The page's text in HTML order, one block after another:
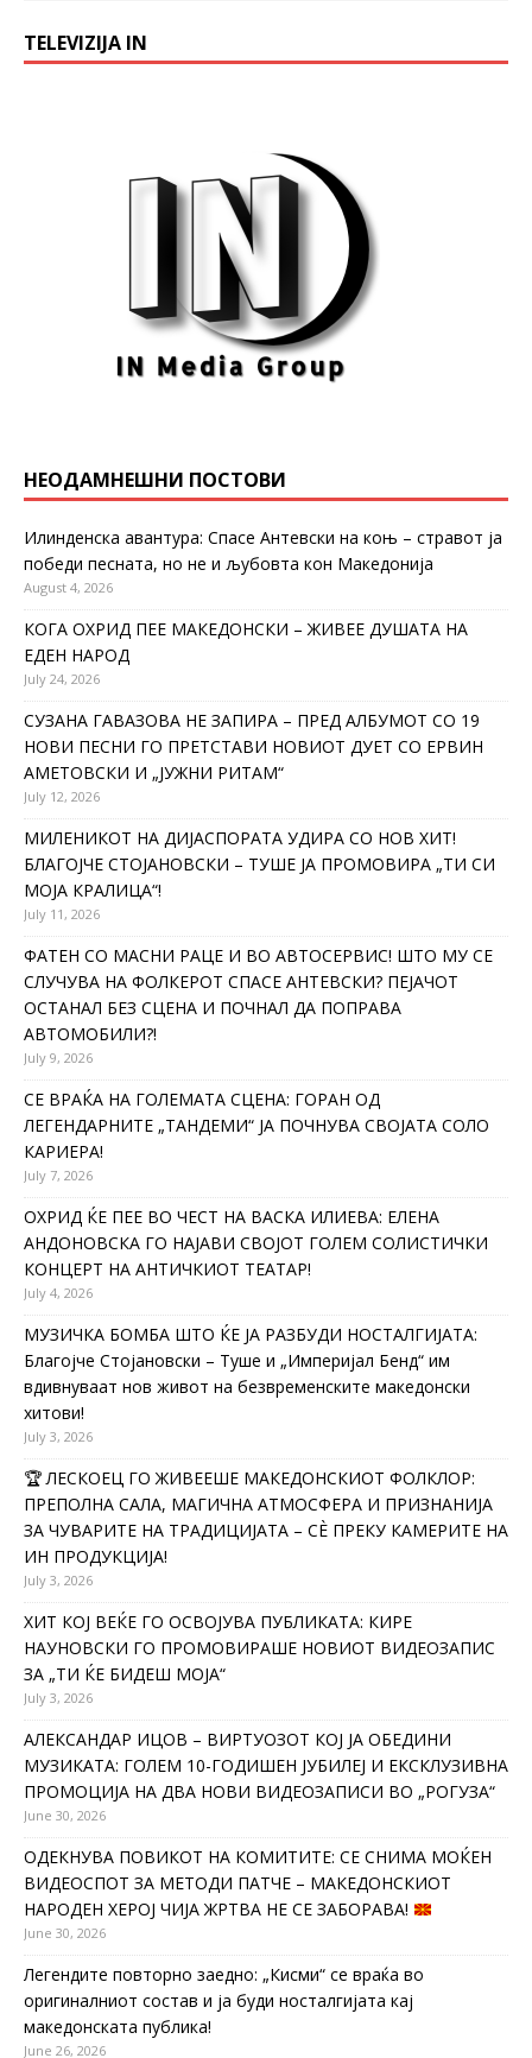
TELEVIZIJA IN
НЕОДАМНЕШНИ ПОСТОВИ
Илинденска авантура: Спасе Антевски на коњ – стравот ја
победи песната, но не и љубовта кон Македонија
August 4, 2026
КОГА ОХРИД ПЕЕ МАКЕДОНСКИ – ЖИВЕЕ ДУШАТА НА
ЕДЕН НАРОД
July 24, 2026
СУЗАНА ГАВАЗОВА НЕ ЗАПИРА – ПРЕД АЛБУМОТ СО 19
НОВИ ПЕСНИ ГО ПРЕТСТАВИ НОВИОТ ДУЕТ СО ЕРВИН
АМЕТОВСКИ И „ЈУЖНИ РИТАМ“
July 12, 2026
МИЛЕНИКОТ НА ДИЈАСПОРАТА УДИРА СО НОВ ХИТ!
БЛАГОЈЧЕ СТОЈАНОВСКИ – ТУШЕ ЈА ПРОМОВИРА „ТИ СИ
МОЈА КРАЛИЦА“!
July 11, 2026
ФАТЕН СО МАСНИ РАЦЕ И ВО АВТОСЕРВИС! ШТО МУ СЕ
СЛУЧУВА НА ФОЛКЕРОТ СПАСЕ АНТЕВСКИ? ПЕЈАЧОТ
ОСТАНАЛ БЕЗ СЦЕНА И ПОЧНАЛ ДА ПОПРАВА
АВТОМОБИЛИ?!
July 9, 2026
СЕ ВРАЌА НА ГОЛЕМАТА СЦЕНА: ГОРАН ОД
ЛЕГЕНДАРНИТЕ „ТАНДЕМИ“ ЈА ПОЧНУВА СВОЈАТА СОЛО
КАРИЕРА!
July 7, 2026
ОХРИД ЌЕ ПЕЕ ВО ЧЕСТ НА ВАСКА ИЛИЕВА: ЕЛЕНА
АНДОНОВСКА ГО НАЈАВИ СВОЈОТ ГОЛЕМ СОЛИСТИЧКИ
КОНЦЕРТ НА АНТИЧКИОТ ТЕАТАР!
July 4, 2026
МУЗИЧКА БОМБА ШТО ЌЕ ЈА РАЗБУДИ НОСТАЛГИЈАТА:
Благојче Стојановски – Туше и „Империјал Бенд“ им
вдивнуваат нов живот на безвременските македонски
хитови!
July 3, 2026
🏆 ЛЕСКОЕЦ ГО ЖИВЕЕШЕ МАКЕДОНСКИОТ ФОЛКЛОР:
ПРЕПОЛНА САЛА, МАГИЧНА АТМОСФЕРА И ПРИЗНАНИЈА
ЗА ЧУВАРИТЕ НА ТРАДИЦИЈАТА – СÈ ПРЕКУ КАМЕРИТЕ НА
ИН ПРОДУКЦИЈА!
July 3, 2026
ХИТ КОЈ ВЕЌЕ ГО ОСВОЈУВА ПУБЛИКАТА: КИРЕ
НАУНОВСКИ ГО ПРОМОВИРАШЕ НОВИОТ ВИДЕОЗАПИС
ЗА „ТИ ЌЕ БИДЕШ МОЈА“
July 3, 2026
АЛЕКСАНДАР ИЦОВ – ВИРТУОЗОТ КОЈ ЈА ОБЕДИНИ
МУЗИКАТА: ГОЛЕМ 10-ГОДИШЕН ЈУБИЛЕЈ И ЕКСКЛУЗИВНА
ПРОМОЦИЈА НА ДВА НОВИ ВИДЕОЗАПИСИ ВО „РОГУЗА“
June 30, 2026
ОДЕКНУВА ПОВИКОТ НА КОМИТИТЕ: СЕ СНИМА МОЌЕН
ВИДЕОСПОТ ЗА МЕТОДИ ПАТЧЕ – МАКЕДОНСКИОТ
НАРОДЕН ХЕРОЈ ЧИЈА ЖРТВА НЕ СЕ ЗАБОРАВА!
June 30, 2026
Легендите повторно заедно: „Кисми“ се враќа во
оригиналниот состав и ја буди носталгијата кај
македонската публика!
June 26, 2026